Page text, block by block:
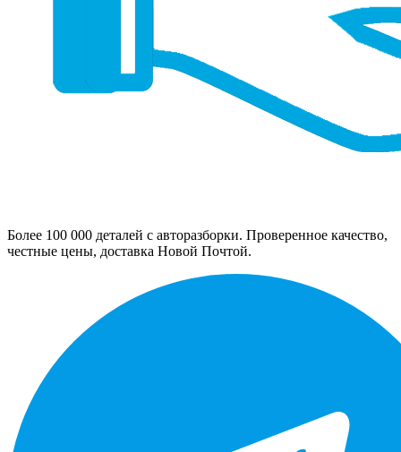
Более 100 000 деталей с авторазборки. Проверенное качество,
честные цены, доставка Новой Почтой.